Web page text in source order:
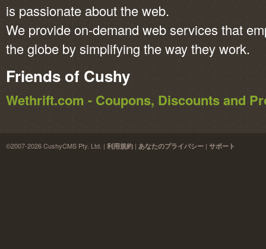
is passionate about the web.
We provide on-demand web services that
the globe by simplifying the way they work.
Friends of Cushy
Wethrift.com - Coupons, Discounts and
©2007-2026 CushyCMS Pty. Ltd. | 利用規約 | あなたのプライバシー | サポート